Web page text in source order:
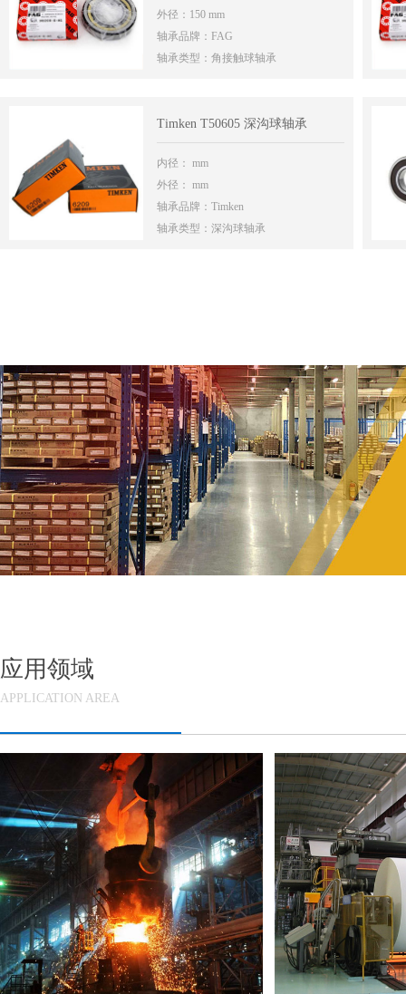
外径：150 mm
轴承品牌：FAG
轴承类型：角接触球轴承
Timken T50605 深沟球轴承
内径： mm
外径： mm
轴承品牌：Timken
轴承类型：深沟球轴承
应用领域
APPLICATION AREA